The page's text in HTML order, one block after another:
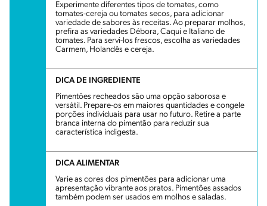
Experimente diferentes tipos de tomates, como
tomates-cereja ou tomates secos, para adicionar
variedade de sabores às receitas. Ao preparar molhos,
prefira as variedades Débora, Caqui e Italiano de
tomates. Para servi-los frescos, escolha as variedades
Carmem, Holandês e cereja.
DICA DE INGREDIENTE
Pimentões recheados são uma opção saborosa e
versátil. Prepare-os em maiores quantidades e congele
porções individuais para usar no futuro. Retire a parte
branca interna do pimentão para reduzir sua
característica indigesta.
DICA ALIMENTAR
Varie as cores dos pimentões para adicionar uma
apresentação vibrante aos pratos. Pimentões assados
também podem ser usados em molhos e saladas.